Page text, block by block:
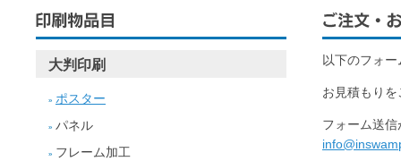
以下のフォ
お見積もり
フォーム送
大判印刷
» ポスター
» パネル
» フレーム加工